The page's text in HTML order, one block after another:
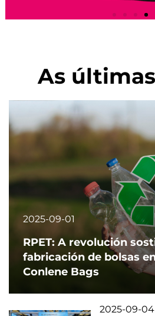
As
2025-09-01
RPET: A revolución
fabricación de bolsas
Conlene Bags
2025-09-04